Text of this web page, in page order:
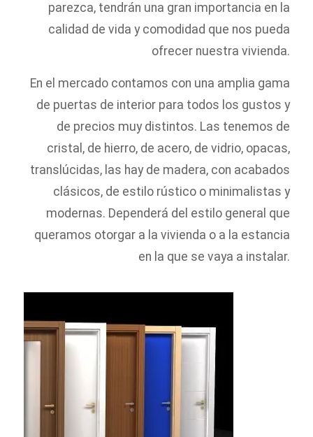
parezca, tendrán una gran importancia en la
calidad de vida y comodidad que nos pueda
ofrecer nuestra vivienda.
En el mercado contamos con una amplia gama
de puertas de interior para todos los gustos y
de precios muy distintos. Las tenemos de
cristal, de hierro, de acero, de vidrio, opacas,
translúcidas, las hay de madera, con acabados
clásicos, de estilo rústico o minimalistas y
modernas. Dependerá del estilo general que
queramos otorgar a la vivienda o a la estancia
en la que se vaya a instalar.